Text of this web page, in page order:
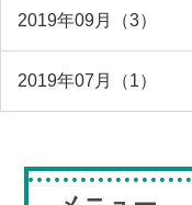
2019年09月（3）
2019年07月（1）